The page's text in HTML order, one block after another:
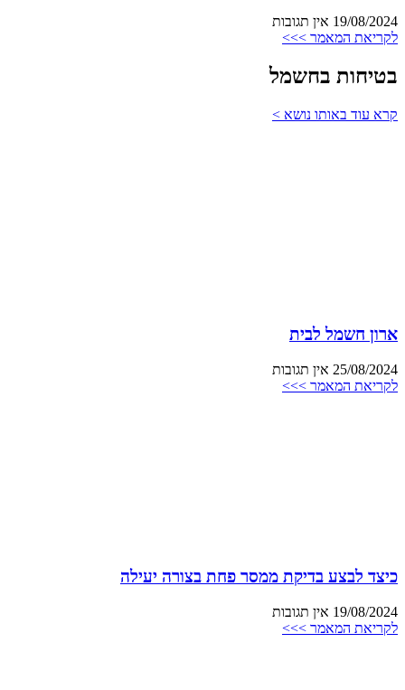
19/08/2024 אין תגובות
לקריאת המאמר >>>
בטיחות בחשמל
קרא עוד באותו נושא >
ארון חשמל לבית
25/08/2024 אין תגובות
לקריאת המאמר >>>
כיצד לבצע בדיקת ממסר פחת בצורה יעילה
19/08/2024 אין תגובות
לקריאת המאמר >>>